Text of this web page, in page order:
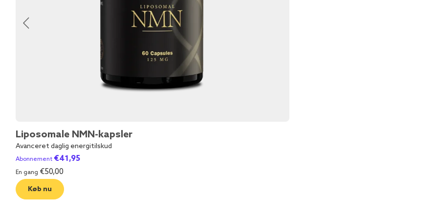
Liposomale NMN-kapsler
Avanceret daglig energitilskud
Abonnement €41,95
En gang €50,00
Køb nu